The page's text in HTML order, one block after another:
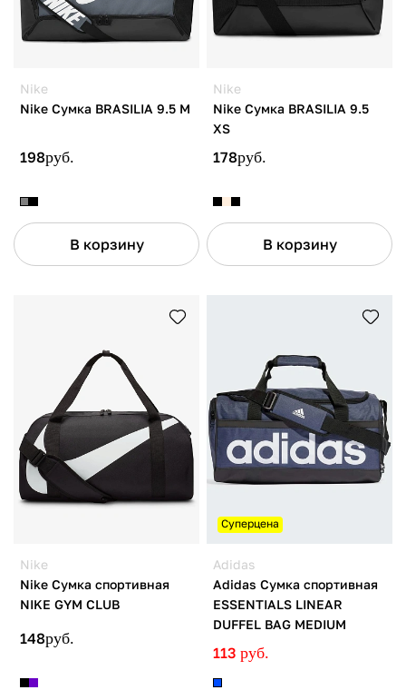
Nike
Nike Сумка BRASILIA 9.5 M
198руб.
В корзину
Nike
Nike Сумка BRASILIA 9.5
XS
178руб.
В корзину
Nike
Nike Сумка спортивная
NIKE GYM CLUB
148руб.
Суперцена
Adidas
Adidas Сумка спортивная
ESSENTIALS LINEAR
DUFFEL BAG MEDIUM
113 руб.